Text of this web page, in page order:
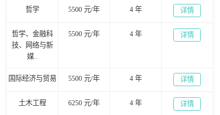
哲学 5500 元/年 4 年 详情
哲学、金融科
技、网络与新
媒..
5500 元/年 4 年 详情
国际经济与贸易 5500 元/年 4 年 详情
土木工程 6250 元/年 4 年 详情